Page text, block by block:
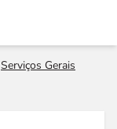
Serviços Gerais